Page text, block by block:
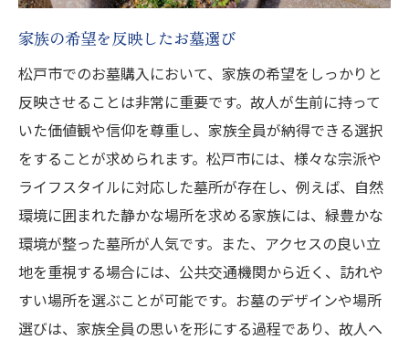
家族の希望を反映したお墓選び
松戸市でのお墓購入において、家族の希望をしっかりと
反映させることは非常に重要です。故人が生前に持って
いた価値観や信仰を尊重し、家族全員が納得できる選択
をすることが求められます。松戸市には、様々な宗派や
ライフスタイルに対応した墓所が存在し、例えば、自然
環境に囲まれた静かな場所を求める家族には、緑豊かな
環境が整った墓所が人気です。また、アクセスの良い立
地を重視する場合には、公共交通機関から近く、訪れや
すい場所を選ぶことが可能です。お墓のデザインや場所
選びは、家族全員の思いを形にする過程であり、故人へ